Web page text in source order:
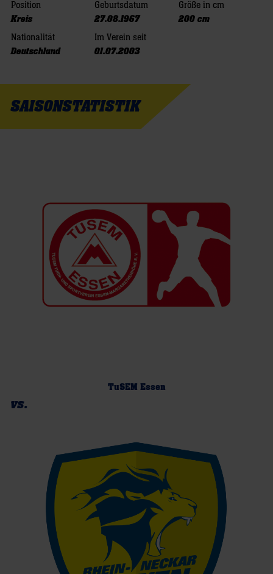
Position
Kreis
Geburtsdatum
27.08.1967
Größe in cm
200 cm
Nationalität
Deutschland
Im Verein seit
01.07.2003
SAISONSTATISTIK
TuSEM Essen
vs.